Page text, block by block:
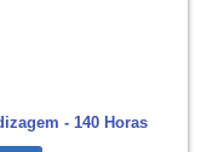
- 140 Horas